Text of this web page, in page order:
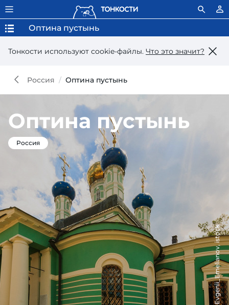
Тонкости используют сookie-файлы. Что это значит?
Оптина пустынь
Россия Оптина пустынь
Оптина пустынь
Россия
Evgenii_Emelianov, istock